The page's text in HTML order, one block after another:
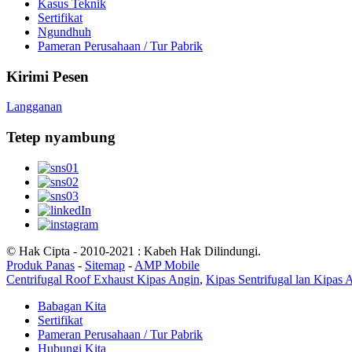
Kasus Teknik
Sertifikat
Ngundhuh
Pameran Perusahaan / Tur Pabrik
Kirimi Pesen
Langganan
Tetep nyambung
© Hak Cipta - 2010-2021 : Kabeh Hak Dilindungi.
Produk Panas - Sitemap - AMP Mobile
Centrifugal Roof Exhaust Kipas Angin, Kipas Sentrifugal lan Kipas
Babagan Kita
Sertifikat
Pameran Perusahaan / Tur Pabrik
Hubungi Kita